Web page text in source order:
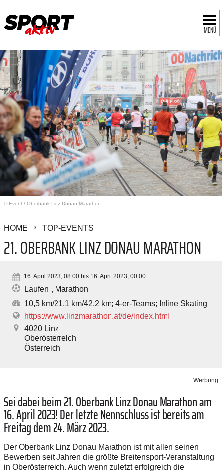
MENÜ
© Event / Oberbank Linz Donau Marathon
HOME TOP-EVENTS
21. OBERBANK LINZ DONAU MARATHON
16. April 2023, 08:00 bis 16. April 2023, 00:00
Laufen
Marathon
10,5 km/21,1 km/42,2 km; 4-er-Teams; Inline Skating
https://www.linzmarathon.at/de/index.html
4020 Linz
Oberösterreich
Österreich
Werbung
Sei dabei beim 21. Oberbank Linz Donau Marathon am
16. April 2023! Der letzte Nennschluss ist bereits am
Freitag dem 24. März 2023.
Der Oberbank Linz Donau Marathon ist mit allen seinen
Bewerben seit Jahren die größte Breitensport-Veranstaltung
in Oberösterreich. Auch wenn zuletzt erfolgreich die